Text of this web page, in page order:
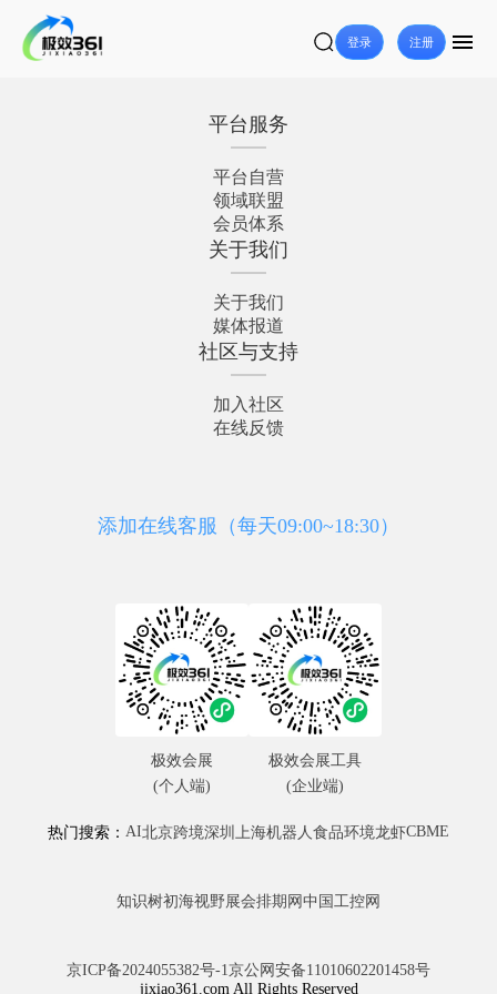
登录 注册
平台服务
平台自营
领域联盟
会员体系
关于我们
关于我们
媒体报道
社区与支持
加入社区
在线反馈
添加在线客服（每天09:00~18:30）
热门搜索： AI北京跨境深圳 上海机器人食品环境龙虾CBME
知识树初海视野展会排期网 中国工控网
京ICP备2024055382号-1京公网安备11010602201458号
jixiao361.com All Rights Reserved
极效会展
(个人端)
极效会展工具
(企业端)